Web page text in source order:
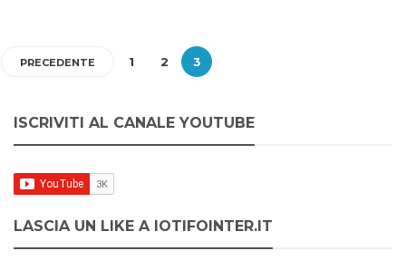
PRECEDENTE 1 2 3
ISCRIVITI AL CANALE YOUTUBE
LASCIA UN LIKE A IOTIFOINTER.IT